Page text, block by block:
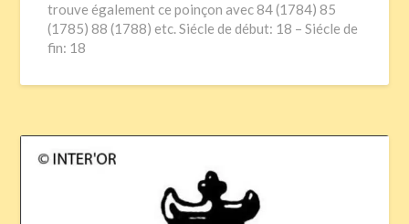
trouve également ce poinçon avec 84 (1784) 85
(1785) 88 (1788) etc. Siécle de début: 18 – Siécle de
fin: 18